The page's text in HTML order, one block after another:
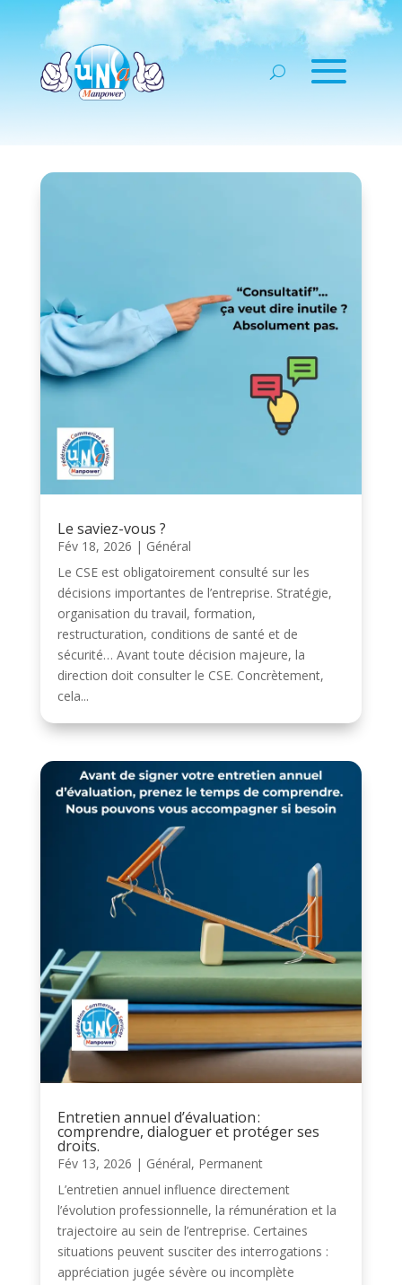
Le saviez-vous ?
Fév 18, 2026 | Général
Le CSE est obligatoirement consulté sur les
décisions importantes de l’entreprise. Stratégie,
organisation du travail, formation,
restructuration, conditions de santé et de
sécurité… Avant toute décision majeure, la
direction doit consulter le CSE. Concrètement,
cela...
Entretien annuel d’évaluation :
comprendre, dialoguer et protéger ses
droits.
Fév 13, 2026 | Général, Permanent
L’entretien annuel influence directement
l’évolution professionnelle, la rémunération et la
trajectoire au sein de l’entreprise. Certaines
situations peuvent susciter des interrogations :
appréciation jugée sévère ou incomplète